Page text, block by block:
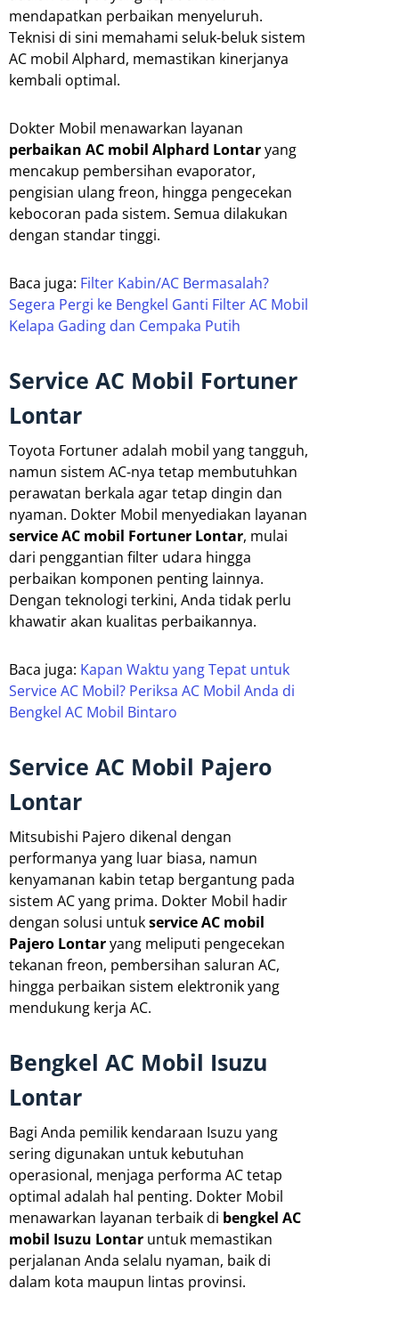
mendapatkan perbaikan menyeluruh.
Teknisi di sini memahami seluk-beluk sistem
AC mobil Alphard, memastikan kinerjanya
kembali optimal.
Dokter Mobil menawarkan layanan
perbaikan AC mobil Alphard Lontaryang
mencakup pembersihan evaporator,
pengisian ulang freon, hingga pengecekan
kebocoran pada sistem. Semua dilakukan
dengan standar tinggi.
Baca juga: Filter Kabin/AC Bermasalah?
Segera Pergi ke Bengkel Ganti Filter AC Mobil
Kelapa Gading dan Cempaka Putih
Service AC Mobil Fortuner
Lontar
Toyota Fortuner adalah mobil yang tangguh,
namun sistem AC-nya tetap membutuhkan
perawatan berkala agar tetap dingin dan
nyaman. Dokter Mobil menyediakan layanan
service AC mobil Fortuner Lontar, mulai
dari penggantian filter udara hingga
perbaikan komponen penting lainnya.
Dengan teknologi terkini, Anda tidak perlu
khawatir akan kualitas perbaikannya.
Baca juga: Kapan Waktu yang Tepat untuk
Service AC Mobil? Periksa AC Mobil Anda di
Bengkel AC Mobil Bintaro
Service AC Mobil Pajero
Lontar
Mitsubishi Pajero dikenal dengan
performanya yang luar biasa, namun
kenyamanan kabin tetap bergantung pada
sistem AC yang prima. Dokter Mobil hadir
dengan solusi untukservice AC mobil
Pajero Lontaryang meliputi pengecekan
tekanan freon, pembersihan saluran AC,
hingga perbaikan sistem elektronik yang
mendukung kerja AC.
Bengkel AC Mobil Isuzu
Lontar
Bagi Anda pemilik kendaraan Isuzu yang
sering digunakan untuk kebutuhan
operasional, menjaga performa AC tetap
optimal adalah hal penting. Dokter Mobil
menawarkan layanan terbaik di bengkel AC
mobil Isuzu Lontar untuk memastikan
perjalanan Anda selalu nyaman, baik di
dalam kota maupun lintas provinsi.